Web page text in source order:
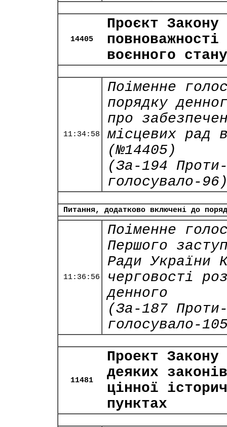
14405
Проєкт Закону
воєнного стану
11:34:58
Поіменне
порядку
про
місцевих рад
(№14405)
(За-194
голосувало-
Питання, додатково включені до
11:36:56
Поіменне
Першого
Ради України
черговості
денного
(За-187
голосувало-
11481
Проект
деяких
цінної
пунктах